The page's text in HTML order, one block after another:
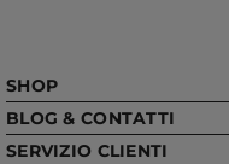
SHOP
BLOG & CONTATTI
SERVIZIO CLIENTI